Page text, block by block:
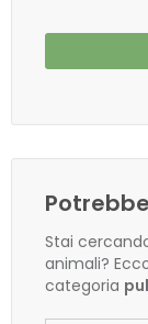
Stai
animali?
categoria